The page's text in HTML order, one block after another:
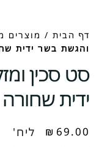
דף הבית / מוצרים
והגשת בשר ידית
סט סכין
ידית שחורה
₪ 69.00 ליח'